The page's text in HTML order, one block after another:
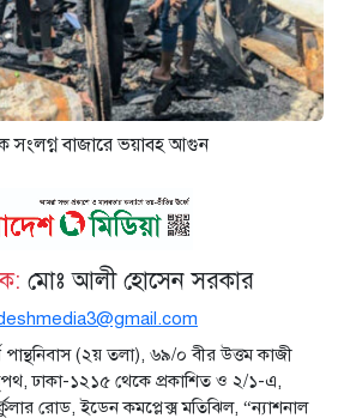
সংলগ্ন বাজারে ভয়াবহ আগুন
মোঃ আলী হোসেন সরকার
পান্থনিবাস (২য় তলা), ৬৯/০ বীর উত্তম কাজী
ঢাকা-১২১৫ থেকে প্রকাশিত ও ২/১-এ,
রোড, ইডেন কমপ্লেক্স মতিঝিল, “ন্যাশনাল